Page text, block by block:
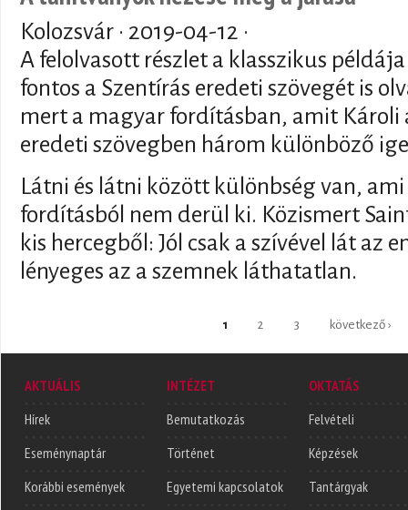
Kolozsvár · 2019-04-12 ·
A felolvasott részlet a klasszikus
fontos a Szentírás eredeti szövegét is
mert a magyar fordításban, amit Károli
eredeti szövegben három különböző
Látni és látni között különbség van,
fordításból nem derül ki. Közismert
kis hercegből: Jól csak a szívével lát az
lényeges az a szemnek láthatatlan.
1 2 3 következő ›
AKTUÁLIS
Hírek
Eseménynaptár
Korábbi események
INTÉZET
Bemutatkozás
Történet
Egyetemi kapcsolatok
OKTATÁS
Felvételi
Képzések
Tantárgyak